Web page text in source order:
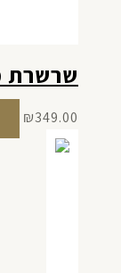
שרשרת
₪349.00